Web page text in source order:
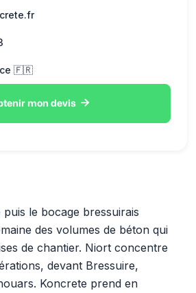
puis le bocage bressuirais
des volumes de béton qui
de chantier. Niort concentre
devant Bressuire,
Koncrete prend en
🇫🇷
mon devis 